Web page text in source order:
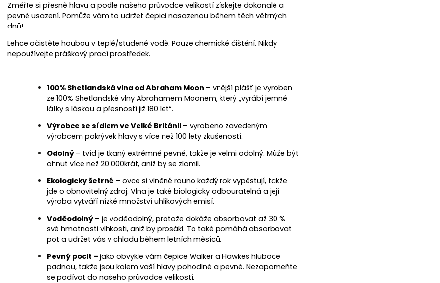
Změřte si přesně hlavu a podle našeho průvodce velikostí získejte dokonalé a
pevné usazení. Pomůže vám to udržet čepici nasazenou během těch větrných
dnů!
Lehce očistěte houbou v teplé/studené vodě. Pouze chemické čištění. Nikdy
nepoužívejte práškový prací prostředek.
100% Shetlandská vlna od Abraham Moon – vnější plášť je vyroben
ze 100% Shetlandské vlny Abrahamem Moonem, který „vyrábí jemné
látky s láskou a přesností již 180 let“.
Výrobce se sídlem ve Velké Británii – vyrobeno zavedeným
výrobcem pokrývek hlavy s více než 100 lety zkušeností.
Odolný – tvíd je tkaný extrémně pevně, takže je velmi odolný. Může být
ohnut více než 20 000krát, aniž by se zlomil.
Ekologicky šetrné – ovce si vlněné rouno každý rok vypěstují, takže
jde o obnovitelný zdroj. Vlna je také biologicky odbouratelná a její
výroba vytváří nízké množství uhlíkových emisí.
Voděodolný – je voděodolný, protože dokáže absorbovat až 30 %
své hmotnosti vlhkosti, aniž by prosákl. To také pomáhá absorbovat
pot a udržet vás v chladu během letních měsíců.
Pevný pocit – jako obvykle vám čepice Walker a Hawkes hluboce
padnou, takže jsou kolem vaší hlavy pohodlné a pevné. Nezapomeňte
se podívat do našeho průvodce velikostí.